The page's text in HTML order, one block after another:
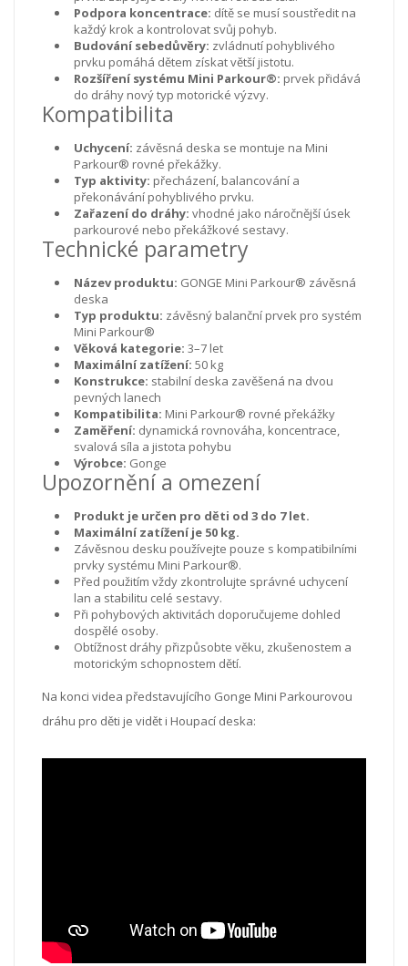
Podpora koncentrace: dítě se musí soustředit na
každý krok a kontrolovat svůj pohyb.
Budování sebedůvěry: zvládnutí pohyblivého
prvku pomáhá dětem získat větší jistotu.
Rozšíření systému Mini Parkour®: prvek přidává
do dráhy nový typ motorické výzvy.
Kompatibilita
Uchycení: závěsná deska se montuje na Mini
Parkour® rovné překážky.
Typ aktivity: přecházení, balancování a
překonávání pohyblivého prvku.
Zařazení do dráhy: vhodné jako náročnější úsek
parkourové nebo překážkové sestavy.
Technické parametry
Název produktu: GONGE Mini Parkour® závěsná
deska
Typ produktu: závěsný balanční prvek pro systém
Mini Parkour®
Věková kategorie: 3–7 let
Maximální zatížení: 50 kg
Konstrukce: stabilní deska zavěšená na dvou
pevných lanech
Kompatibilita: Mini Parkour® rovné překážky
Zaměření: dynamická rovnováha, koncentrace,
svalová síla a jistota pohybu
Výrobce: Gonge
Upozornění a omezení
Produkt je určen pro děti od 3 do 7 let.
Maximální zatížení je 50 kg.
Závěsnou desku používejte pouze s kompatibilními
prvky systému Mini Parkour®.
Před použitím vždy zkontrolujte správné uchycení
lan a stabilitu celé sestavy.
Při pohybových aktivitách doporučujeme dohled
dospělé osoby.
Obtížnost dráhy přizpůsobte věku, zkušenostem a
motorickým schopnostem dětí.
Na konci videa představujícího Gonge Mini Parkourovou
dráhu pro děti je vidět i Houpací deska: